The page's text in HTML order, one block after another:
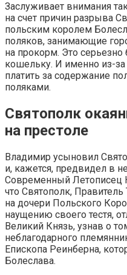
Заслуживает внимания
на счет причин разрыва
польским королем
поляков, занимающие
на прокорм. Это
кошельку. И именно из-
платить за содержание
поляками.
Святополк
на престоле
Владимир усыновил
и, кажется, предвидел в
Современный Летописец
что Святополк,
на дочери Польского
наущению своего тестя,
Великий Князь, узнав о
неблагодарного
Епископа Реинберна,
Болеслава.